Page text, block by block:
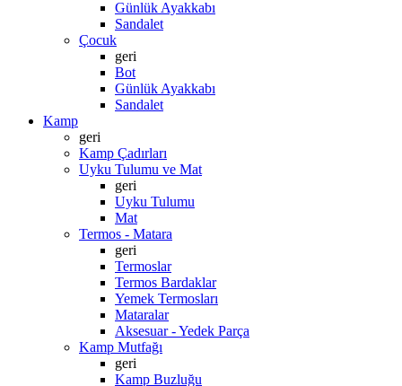
Günlük Ayakkabı
Sandalet
Çocuk
geri
Bot
Günlük Ayakkabı
Sandalet
Kamp
geri
Kamp Çadırları
Uyku Tulumu ve Mat
geri
Uyku Tulumu
Mat
Termos - Matara
geri
Termoslar
Termos Bardaklar
Yemek Termosları
Mataralar
Aksesuar - Yedek Parça
Kamp Mutfağı
geri
Kamp Buzluğu